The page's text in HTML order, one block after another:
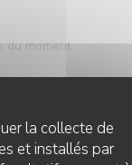
la collecte de
et installés par
du moment